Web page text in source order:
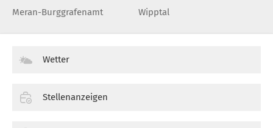
Meran-Burggrafenamt
Wipptal
Wetter
Stellenanzeigen